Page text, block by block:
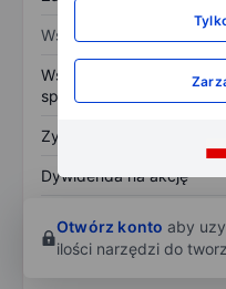
Wskaźniki
Współczynnik cena do
sprzedaży
Zysk na akcję
Dywidenda na akcję
własnego
Otwórz konto aby
ilości narzędzi do